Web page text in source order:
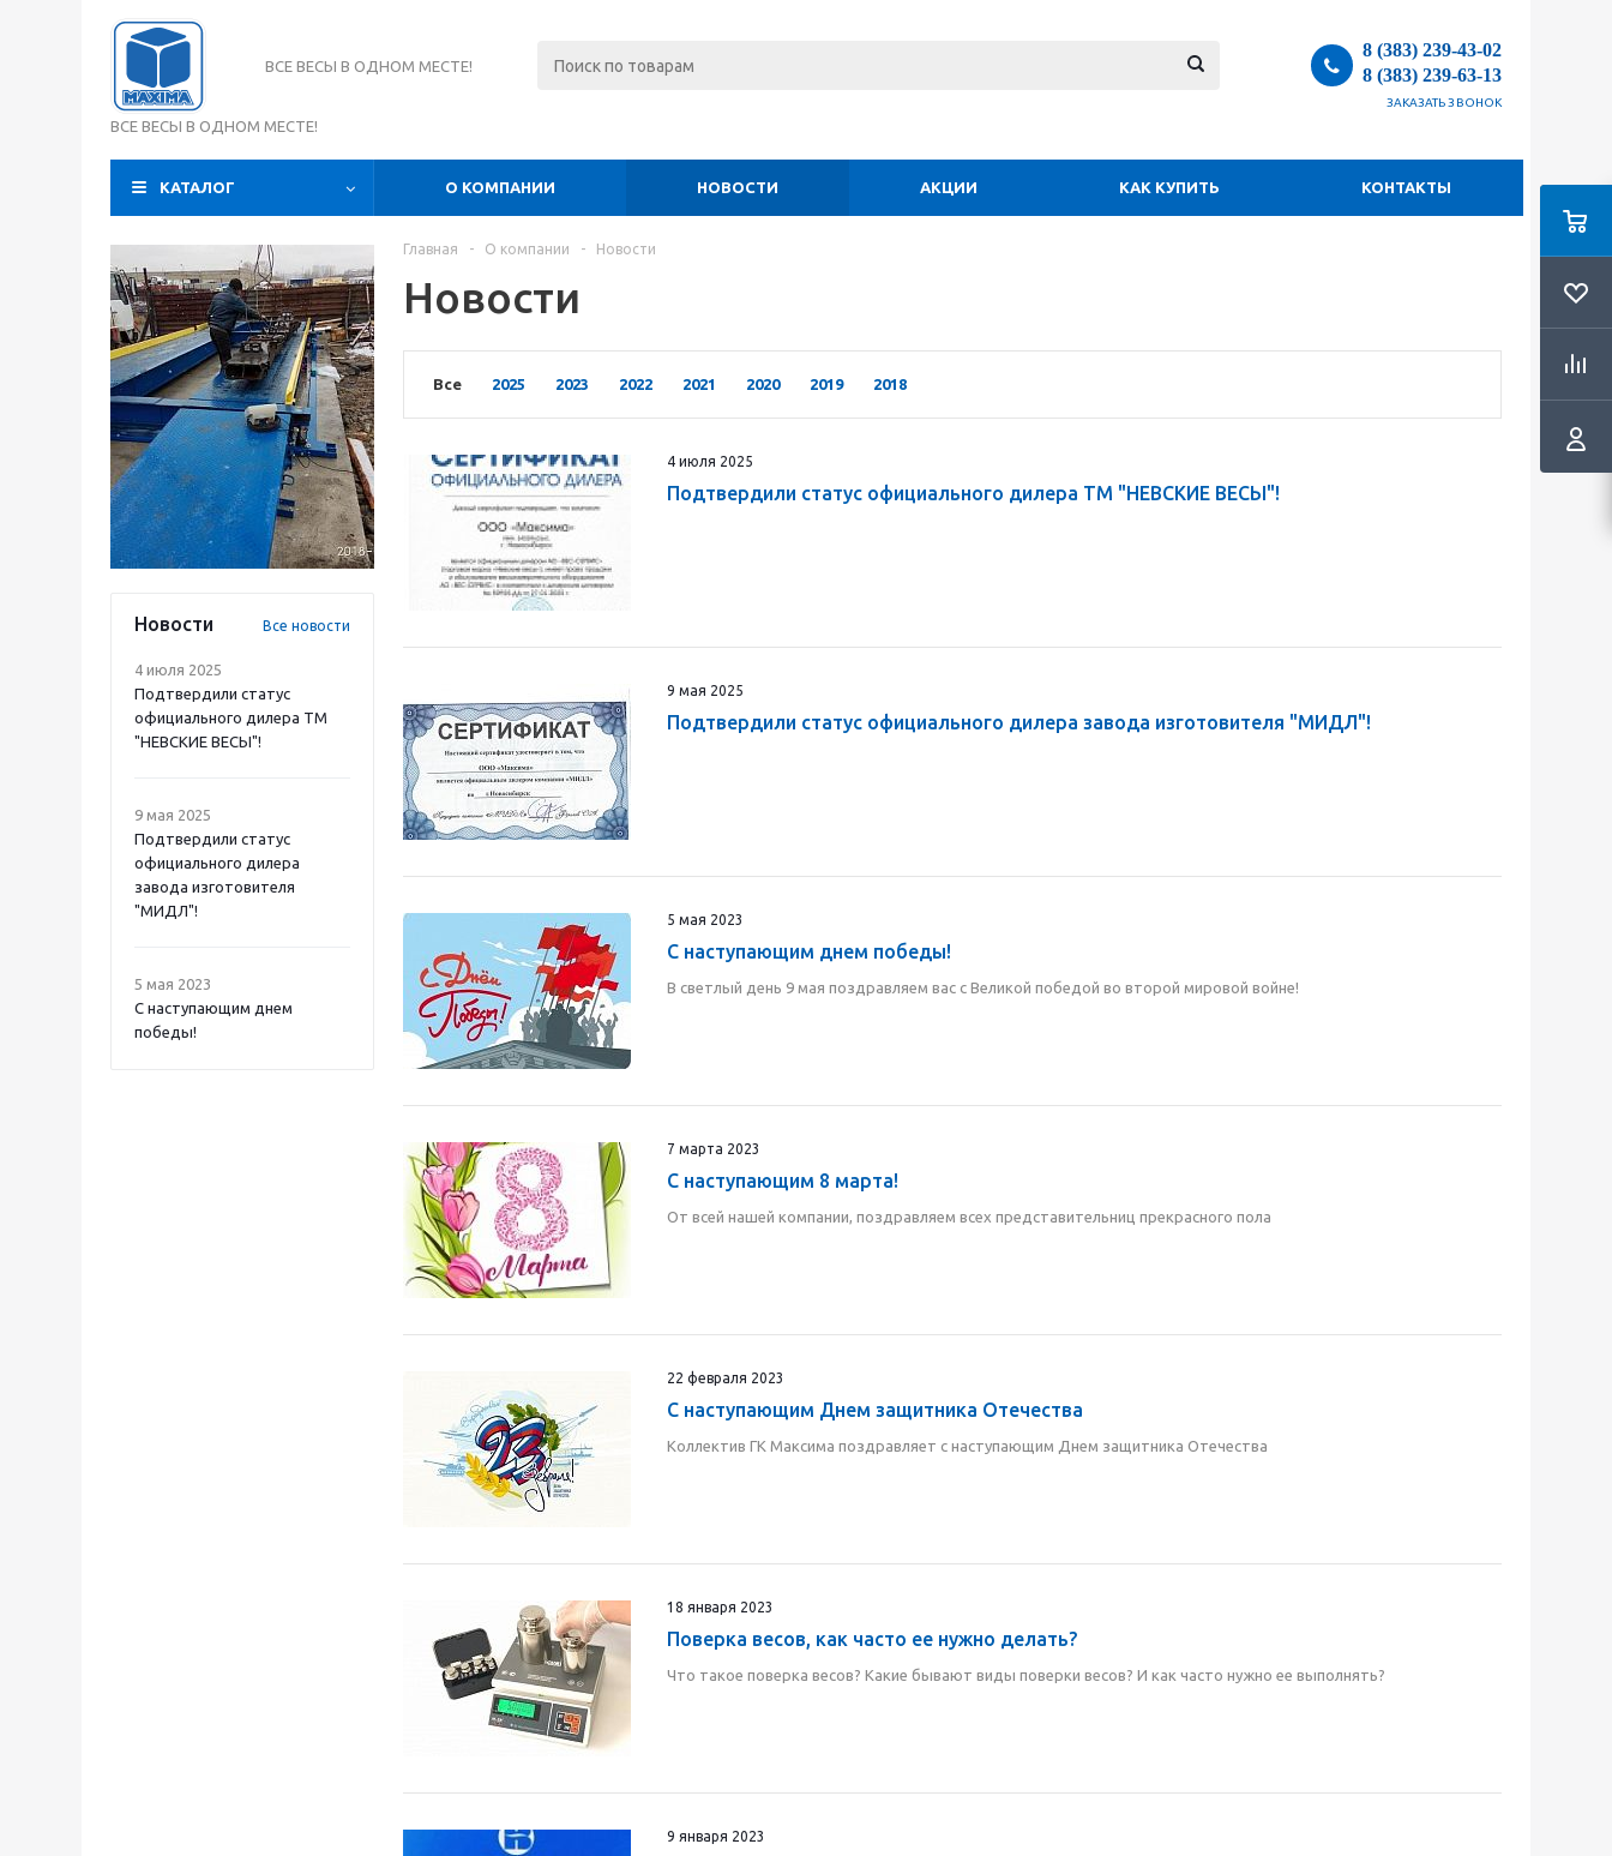
ВСЕ ВЕСЫ В ОДНОМ МЕСТЕ!
8 (383) 239-43-02
8 (383) 239-63-13
ЗАКАЗАТЬ ЗВОНОК
ВСЕ ВЕСЫ В ОДНОМ МЕСТЕ!
КАТАЛОГ О КОМПАНИИ НОВОСТИ АКЦИИ КАК КУПИТЬ КОНТАКТЫ
Новости Все новости
4 июля 2025
Подтвердили статус
официального дилера ТМ
"НЕВСКИЕ ВЕСЫ"!
9 мая 2025
Подтвердили статус
официального дилера
завода изготовителя
"МИДЛ"!
5 мая 2023
С наступающим днем
победы!
Главная - О компании - Новости
Новости
Все 2025 2023 2022 2021 2020 2019 2018
4 июля 2025
Подтвердили статус официального дилера ТМ "НЕВСКИЕ ВЕСЫ"!
9 мая 2025
Подтвердили статус официального дилера завода изготовителя "МИДЛ"!
5 мая 2023
С наступающим днем победы!
В светлый день 9 мая поздравляем вас с Великой победой во второй мировой войне!
7 марта 2023
С наступающим 8 марта!
От всей нашей компании, поздравляем всех представительниц прекрасного пола
22 февраля 2023
С наступающим Днем защитника Отечества
Коллектив ГК Максима поздравляет с наступающим Днем защитника Отечества
18 января 2023
Поверка весов, как часто ее нужно делать?
Что такое поверка весов? Какие бывают виды поверки весов? И как часто нужно ее выполнять?
9 января 2023